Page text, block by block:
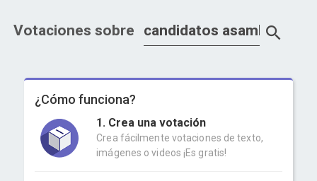
Votaciones sobre
¿Cómo funciona?
1. Crea una votación
Crea fácilmente votaciones de texto,
imágenes o videos ¡Es gratis!